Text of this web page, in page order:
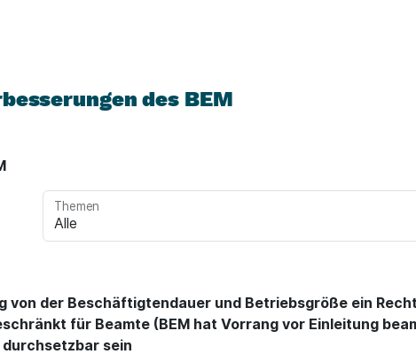
des BEM
Themen
von der Beschäftigtendauer und Betriebsgröße ein
für Beamte (BEM hat Vorrang vor Einleitung
durchsetzbar sein